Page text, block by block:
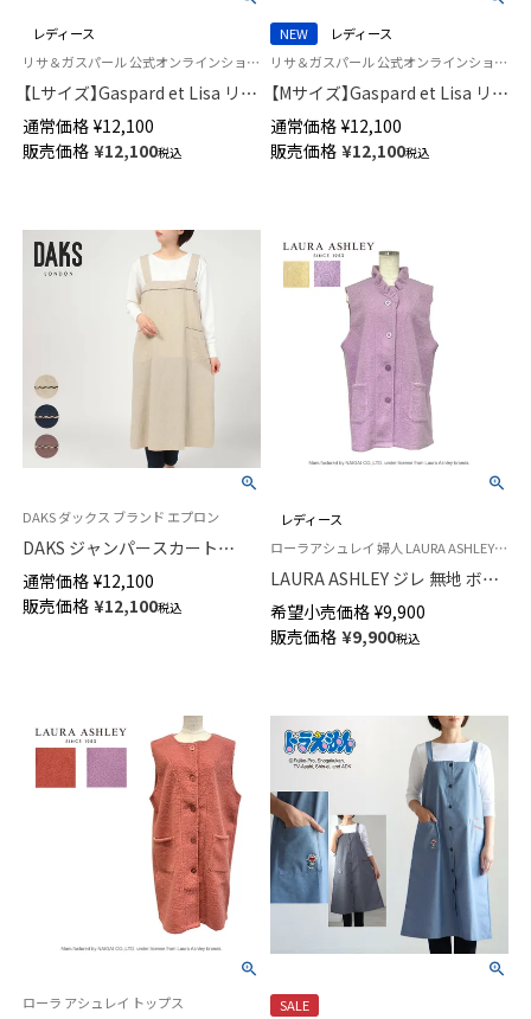
レディース
リサ＆ガスパール 公式オンラインショップ 婦人 パジャマ
【Lサイズ】Gaspard et Lisa リサ
とガスパール 軽くて柔らかい
薄手 パジャマ 前開き 5分袖 7分
丈パンツ 2人のサマープラン柄
通常価格 ¥12,100
販売価格 ¥12,100税込
NEW
レディース
リサ＆ガスパール 公式オンラインショップ 婦人 パジャマ
【Mサイズ】Gaspard et Lisa リサ
とガスパール 軽くて柔らかい
薄手 パジャマ 前開き 5分袖 7分
丈パンツ 2人のサマープラン柄
通常価格 ¥12,100
販売価格 ¥12,100税込
DAKS ダックス ブランド エプロン
DAKS ジャンパースカート
Wrinkle Plain 綿麻混 キャンバ
スウォッシュ ワンマイルウェア
ワンピース レディース
通常価格 ¥12,100
販売価格 ¥12,100税込
レディース
ローラアシュレイ 婦人 LAURA ASHLEY 寝巻 部屋着 冬
LAURA ASHLEY ジレ 無地 ボア
フリース レディース 中わたキ
ルト 73285240
希望小売価格 ¥9,900
販売価格 ¥9,900税込
ローラ アシュレイ トップス
SALE